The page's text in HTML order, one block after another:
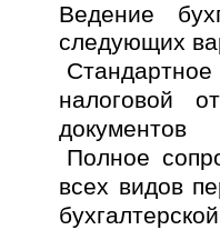
Ведение
следующих
налоговой
документов
Полное
всех видов